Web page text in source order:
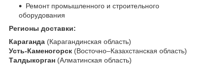
Ремонт промышленного и строительного
оборудования
Регионы доставки:
Караганда (Карагандинская область)
Усть-Каменогорск (Восточно–Казахстанская область)
Талдыкорган (Алматинская область)